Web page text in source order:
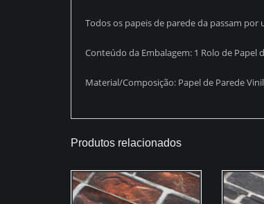
Todos os papeis de parede da passam
Conteúdo da Embalagem: 1 Rolo de Papel
Material/Composição: Papel de Parede
Produtos relacionados